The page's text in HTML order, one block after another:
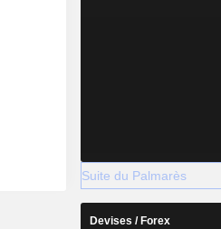
Suite du Palmarès
Devises / Forex